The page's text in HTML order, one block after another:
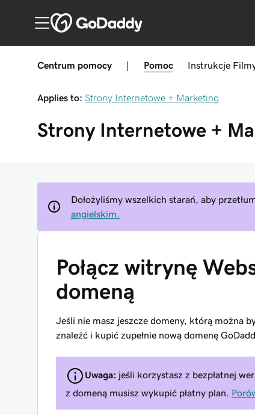
Centrum pomocy Pomoc Instrukcje
Applies to: Strony Internetowe + Marketing
Strony Internetowe +
Dołożyliśmy wszelkich starań, aby
angielskim.
Połącz witrynę
domeną
Jeśli nie masz jeszcze domeny, którą można
znaleźć i kupić zupełnie nową domenę
Uwaga: jeśli korzystasz z bezpłatnej
z domeną musisz wykupić płatny plan.